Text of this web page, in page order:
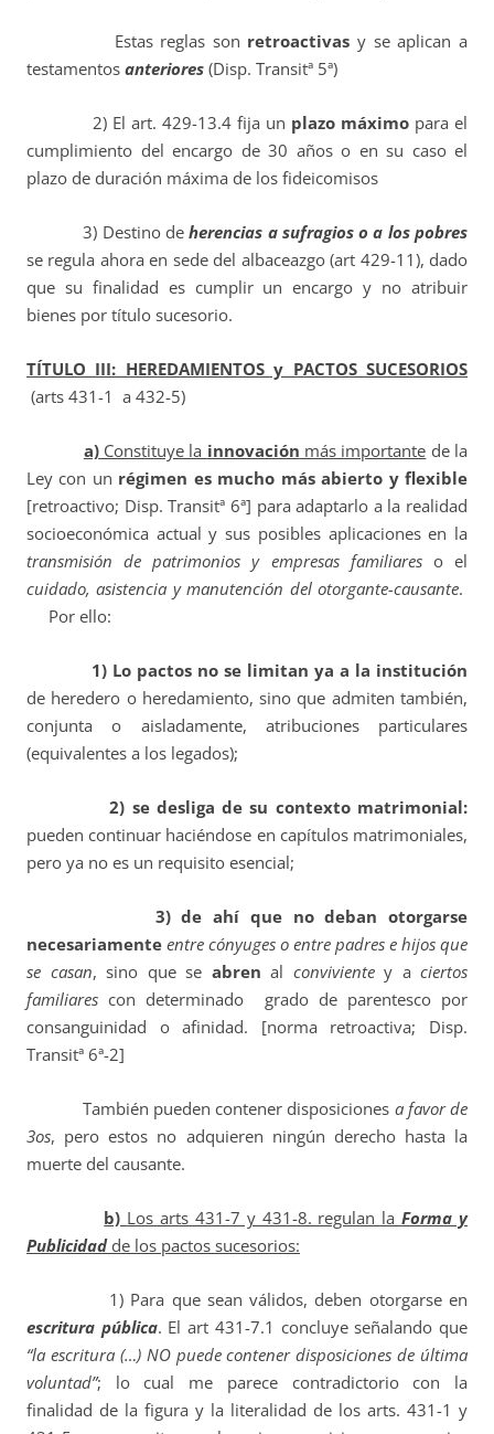
Estas reglas son retroactivas y se aplican a
testamentos anteriores (Disp. Transitª 5ª)
2) El art. 429-13.4 fija un plazo máximo para el
cumplimiento del encargo de 30 años o en su caso el
plazo de duración máxima de los fideicomisos
3) Destino deherencias a sufragios o a los pobres
se regula ahora en sede del albaceazgo (art 429-11), dado
que su finalidad es cumplir un encargo y no atribuir
bienes por título sucesorio.
TÍTULO III: HEREDAMIENTOS y PACTOS SUCESORIOS
(arts 431-1 a 432-5)
a)Constituye la innovación más importante de la
Ley con un régimen es mucho más abierto y flexible
[retroactivo; Disp. Transitª 6ª] para adaptarlo a la realidad
socioeconómica actual y sus posibles aplicaciones en la
transmisión de patrimonios y empresas familiareso el
cuidado, asistencia y manutención del otorgante-causante.
Por ello:
1) Lo pactos no se limitan ya a la institución
de heredero o heredamiento, sino que admiten también,
conjunta o aisladamente, atribuciones particulares
(equivalentes a los legados);
2) se desliga de su contexto matrimonial:
pueden continuar haciéndose en capítulos matrimoniales,
pero ya no es un requisito esencial;
3) de ahí que no deban otorgarse
necesariamente entre cónyuges o entre padres e hijos que
se casan, sino que se abren al convivientey a ciertos
familiares con determinado grado de parentesco por
consanguinidad o afinidad. [norma retroactiva; Disp.
Transitª 6ª-2]
También pueden contener disposiciones a favor de
3os, pero estos no adquieren ningún derecho hasta la
muerte del causante.
b) Los arts 431-7 y 431-8. regulan laForma y
Publicidadde los pactos sucesorios:
1) Para que sean válidos, deben otorgarse en
escritura pública. El art 431-7.1 concluye señalando que
“la escritura (…) NO puede contener disposiciones de última
voluntad”; lo cual me parece contradictorio con la
finalidad de la figura y la literalidad de los arts. 431-1 y